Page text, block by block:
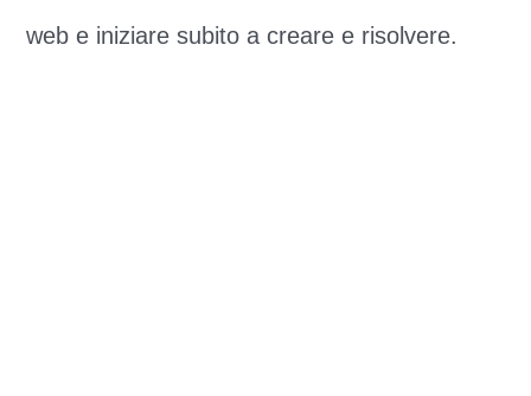
web e iniziare subito a creare e risolvere.